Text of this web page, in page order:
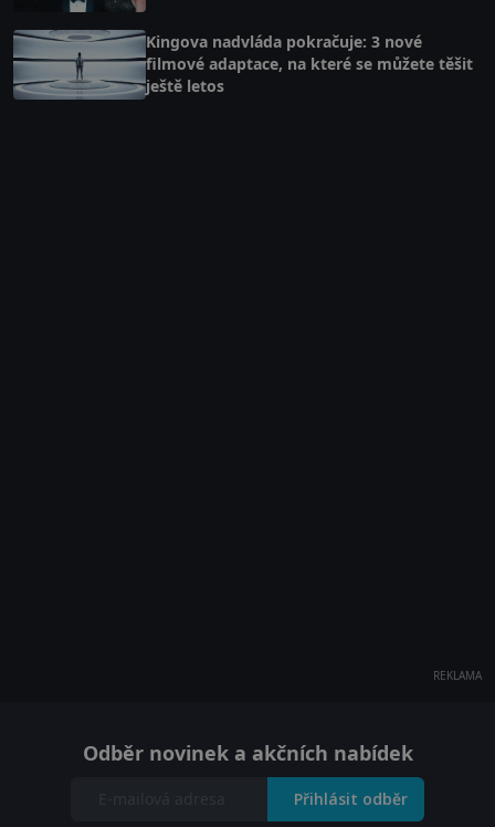
Kingova nadvláda pokračuje: 3 nové
filmové adaptace, na které se můžete těšit
ještě letos
REKLAMA
Odběr novinek a akčních nabídek
Přihlásit odběr